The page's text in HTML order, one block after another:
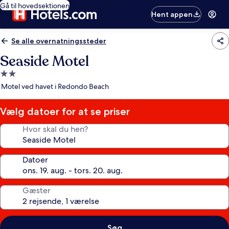
Gå til hovedsektionen
Hent appen
Se alle overnatningssteder
Seaside Motel
2.0-
stjernet
Motel ved havet i Redondo Beach
Vælg datoer for at se priser
Hvor skal du hen?
Datoer
Gæster